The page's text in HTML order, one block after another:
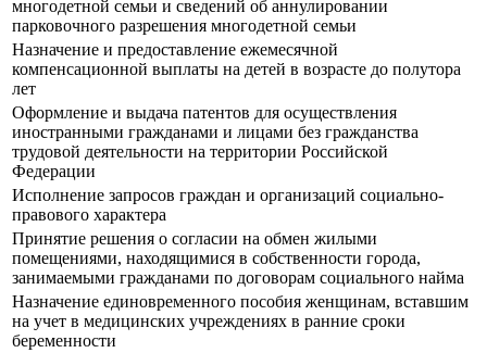
многодетной семьи и сведений об аннулировании
парковочного разрешения многодетной семьи
Назначение и предоставление ежемесячной
компенсационной выплаты на детей в возрасте до полутора
лет
Оформление и выдача патентов для осуществления
иностранными гражданами и лицами без гражданства
трудовой деятельности на территории Российской
Федерации
Исполнение запросов граждан и организаций социально-
правового характера
Принятие решения о согласии на обмен жилыми
помещениями, находящимися в собственности города,
занимаемыми гражданами по договорам социального найма
Назначение единовременного пособия женщинам, вставшим
на учет в медицинских учреждениях в ранние сроки
беременности